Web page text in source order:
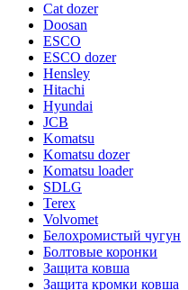
Cat dozer
Doosan
ESCO
ESCO dozer
Hensley
Hitachi
Hyundai
JCB
Komatsu
Komatsu dozer
Komatsu loader
SDLG
Terex
Volvomet
Белохромистый чугун
Болтовые коронки
Защита ковша
Защита кромки ковша